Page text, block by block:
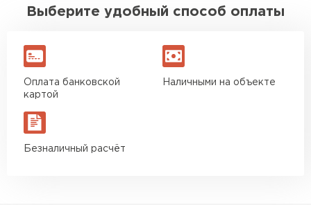
Выберите удобный способ оплаты
Оплата банковской
картой
Наличными на объекте
Безналичный расчёт